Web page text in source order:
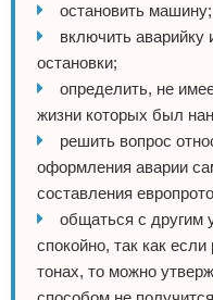
остановить машину;
включить аварийку
остановки;
определить, не
жизни которых был
решить вопрос
оформления аварии
составления
общаться с другим
спокойно, так как
тонах, то можно